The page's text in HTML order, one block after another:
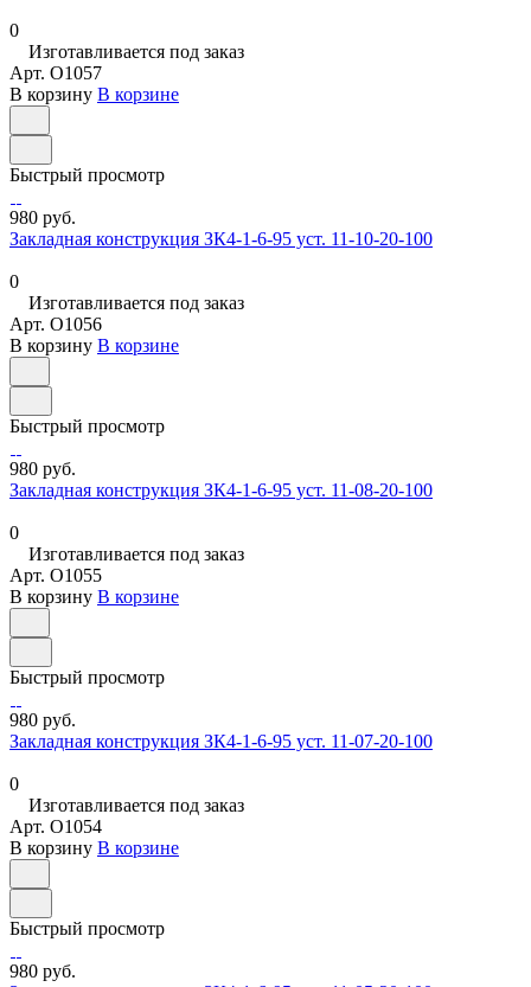
0
Изготавливается под заказ
Арт. O1057
В корзину В корзине
Быстрый просмотр
980 руб.
Закладная конструкция ЗК4-1-6-95 уст. 11-10-20-100
0
Изготавливается под заказ
Арт. O1056
В корзину В корзине
Быстрый просмотр
980 руб.
Закладная конструкция ЗК4-1-6-95 уст. 11-08-20-100
0
Изготавливается под заказ
Арт. O1055
В корзину В корзине
Быстрый просмотр
980 руб.
Закладная конструкция ЗК4-1-6-95 уст. 11-07-20-100
0
Изготавливается под заказ
Арт. O1054
В корзину В корзине
Быстрый просмотр
980 руб.